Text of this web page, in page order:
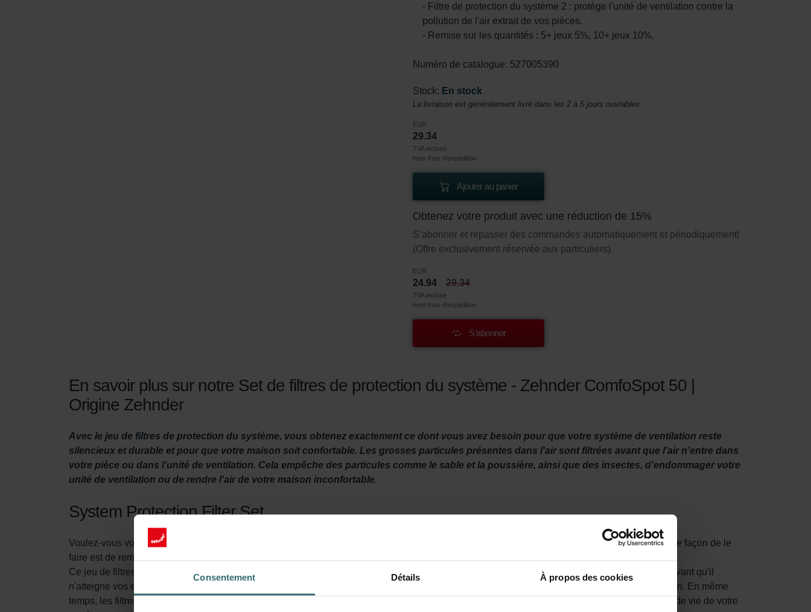
Consentement Détails À propos des cookies
- Filtre de protection du système 2 : protège l'unité de ventilation contre la
pollution de l'air extrait de vos pièces.
- Remise sur les quantités : 5+ jeux 5%, 10+ jeux 10%.
Numéro de catalogue: 527005390
Stock: En stock
La livraison est généralement livré dans les 2 à 5 jours ouvrables
EUR
29.34
TVA incluse
hors frais d’expédition
Ajouter au panier
Obtenez votre produit avec une réduction de 15%
S’abonner et repasser des commandes automatiquement et périodiquement!
(Offre exclusivement réservée aux particuliers)
EUR
24.94 29.34
TVA incluse
hors frais d’expédition
S’abonner
En savoir plus sur notre Set de filtres de protection du système - Zehnder ComfoSpot 50 |
Origine Zehnder
Avec le jeu de filtres de protection du système, vous obtenez exactement ce dont vous avez besoin pour que votre système de ventilation reste
silencieux et durable et pour que votre maison soit confortable. Les grosses particules présentes dans l'air sont filtrées avant que l'air n'entre dans
votre pièce ou dans l'unité de ventilation. Cela empêche des particules comme le sable et la poussière, ainsi que des insectes, d'endommager votre
unité de ventilation ou de rendre l'air de votre maison inconfortable.
System Protection Filter Set
Voulez-vous vous assurer que votre maison est correctement ventilée ? Il est donc important de bien entretenir votre système de ventilation. Une façon de le
faire est de remplacer les filtres de l'unité de ventilation au moins deux fois par an.
Ce jeu de filtres a deux objectifs. Tout d'abord, ils rendent votre maison plus confortable en filtrant les grosses particules de l'air extérieur frais avant qu'il
n'atteigne vos espaces de vie. Cela empêche les insectes, le sable, la poussière et bien d'autres choses indésirables d'entrer dans votre maison. En même
temps, les filtres empêchent la saleté dans l'air de s'accumuler dans votre unité de ventilation Zehnder ComfoSpot 50 . Cela prolonge la durée de vie de votre